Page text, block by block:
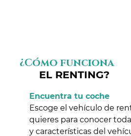
¿Cómo funciona
EL RENTING?
Encuentra tu coche
Escoge el vehículo de
quieres para conocer
y características del